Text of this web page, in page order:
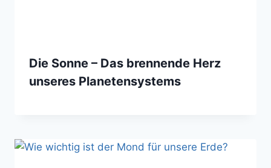
Die Sonne – Das brennende Herz
unseres Planetensystems